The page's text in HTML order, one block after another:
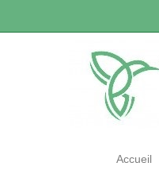
Accueil